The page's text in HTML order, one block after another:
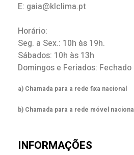
E: gaia@klclima.pt
Horário:
Seg. a Sex.: 10h às 19h.
Sábados: 10h às 13h
Domingos e Feriados: Fechado
a) Chamada para a rede fixa nacional
b) Chamada para a rede móvel
INFORMAÇÕES